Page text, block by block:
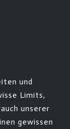
und
Limits,
unserer
gewissen